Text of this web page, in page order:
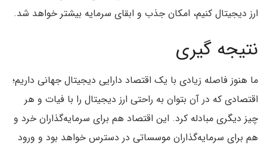
ارز دیجیتال کنیم، امکان جذب و ابقای سرمایه بیشتر خواهد شد.
نتیجه‌ گیری
ما هنوز فاصله زیادی با یک اقتصاد دارایی دیجیتال جهانی داریم؛
اقتصادی که در آن بتوان به راحتی ارز دیجیتال را با فیات و هر
چیز دیگری مبادله کرد. این اقتصاد هم برای سرمایه‌گذاران خرد و
هم برای سرمایه‌گذاران موسساتی در دسترس خواهد بود و ورود